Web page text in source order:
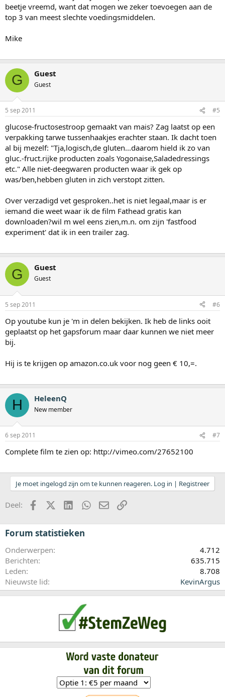
beetje vreemd, want dat mogen we zeker toevoegen aan de
top 3 van meest slechte voedingsmiddelen.
Mike
G Guest
Guest
5 sep 2011 #5
glucose-fructosestroop gemaakt van mais? Zag laatst op een
verpakking tarwe tussenhaakjes erachter staan. Ik dacht toen
al bij mezelf: "Tja,logisch,de gluten...daarom hield ik zo van
gluc.-fruct.rijke producten zoals Yogonaise,Saladedressings
etc." Alle niet-deegwaren producten waar ik gek op
was/ben,hebben gluten in zich verstopt zitten.
Over verzadigd vet gesproken..het is niet legaal,maar is er
iemand die weet waar ik de film Fathead gratis kan
downloaden?wil m wel eens zien,m.n. om zijn 'fastfood
experiment' dat ik in een trailer zag.
G Guest
Guest
5 sep 2011 #6
Op youtube kun je 'm in delen bekijken. Ik heb de links ooit
geplaatst op het gapsforum maar daar kunnen we niet meer
bij.
Hij is te krijgen op amazon.co.uk voor nog geen € 10,=.
H HeleenQ
New member
6 sep 2011 #7
Complete film te zien op: http://vimeo.com/27652100
Je moet ingelogd zijn om te kunnen reageren. Log in | Registreer
Deel: FacebookX (Twitter)LinkedInWhatsApp
E-mailkoppeling
Forum statistieken
Onderwerpen
4.712
Berichten
635.715
Leden
8.708
Nieuwste lid
KevinArgus